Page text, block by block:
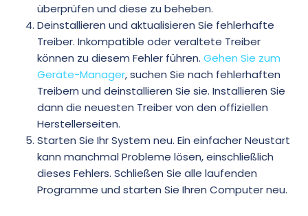
überprüfen und diese zu beheben.
Deinstallieren und aktualisieren Sie fehlerhafte
Treiber. Inkompatible oder veraltete Treiber
können zu diesem Fehler führen. Gehen Sie zum
Geräte-Manager, suchen Sie nach fehlerhaften
Treibern und deinstallieren Sie sie. Installieren Sie
dann die neuesten Treiber von den offiziellen
Herstellerseiten.
Starten Sie Ihr System neu. Ein einfacher Neustart
kann manchmal Probleme lösen, einschließlich
dieses Fehlers. Schließen Sie alle laufenden
Programme und starten Sie Ihren Computer neu.